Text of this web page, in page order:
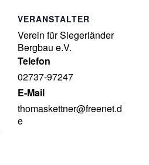
VERANSTALTER
Verein für Siegerländer
Bergbau e.V.
Telefon
02737-97247
E-Mail
thomaskettner@freenet.d
e